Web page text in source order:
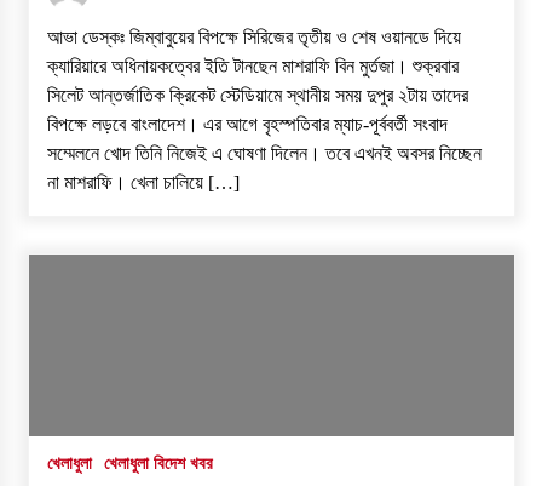
আভা ডেস্কঃ জিম্বাবুয়ের বিপক্ষে সিরিজের তৃতীয় ও শেষ ওয়ানডে দিয়ে
ক্যারিয়ারে অধিনায়কত্বের ইতি টানছেন মাশরাফি বিন মুর্তজা। শুক্রবার
সিলেট আন্তর্জাতিক ক্রিকেট স্টেডিয়ামে স্থানীয় সময় দুপুর ২টায় তাদের
বিপক্ষে লড়বে বাংলাদেশ। এর আগে বৃহস্পতিবার ম্যাচ-পূর্ববর্তী সংবাদ
সম্মেলনে খোদ তিনি নিজেই এ ঘোষণা দিলেন। তবে এখনই অবসর নিচ্ছেন
না মাশরাফি। খেলা চালিয়ে […]
খেলাধুলা খেলাধুলা বিদেশ খবর